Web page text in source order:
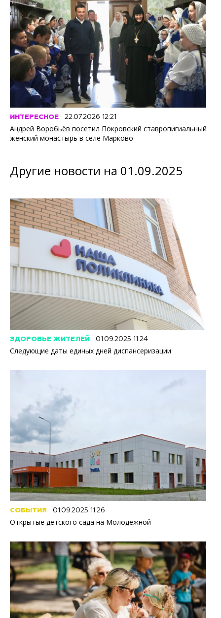
ИНТЕРЕСНОЕ 22.07.2026 12:21
Андрей Воробьёв посетил Покровский ставропигиальный
женский монастырь в селе Марково
Другие новости на 01.09.2025
ЗДОРОВЬЕ ЖИТЕЛЕЙ 01.09.2025 11:24
Следующие даты единых дней диспансеризации
СОБЫТИЯ 01.09.2025 11:26
Открытые детского сада на Молодежной